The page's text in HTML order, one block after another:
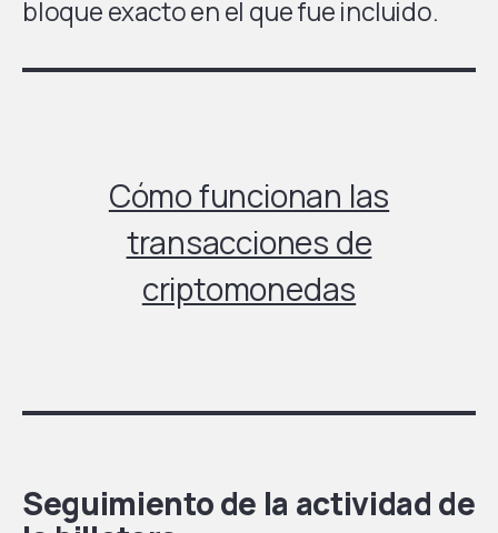
bloque exacto en el que fue incluido.
Cómo funcionan las
transacciones de
criptomonedas
Seguimiento de la actividad de